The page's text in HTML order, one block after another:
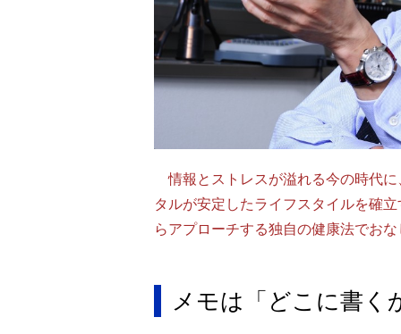
情報とストレスが溢れる今の時代
タルが安定したライフスタイルを確
らアプローチする独自の健康法でお
メモは「どこに書く